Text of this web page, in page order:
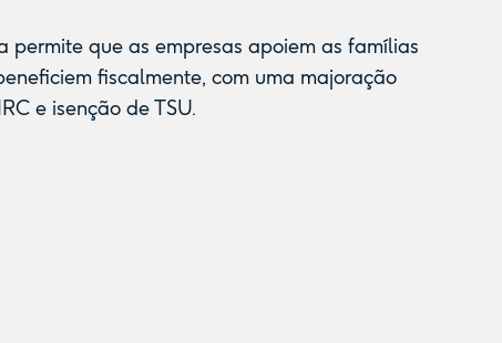
permite que as empresas apoiem as famílias
fiscalmente, com uma majoração
e isenção de TSU.